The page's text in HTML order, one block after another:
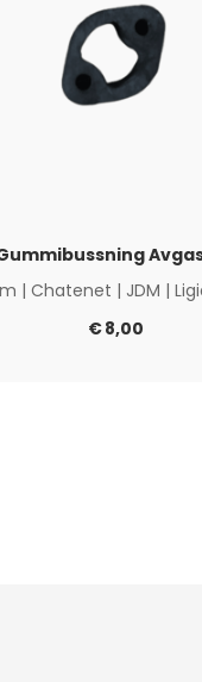
| Chatenet | JDM |
€8,00